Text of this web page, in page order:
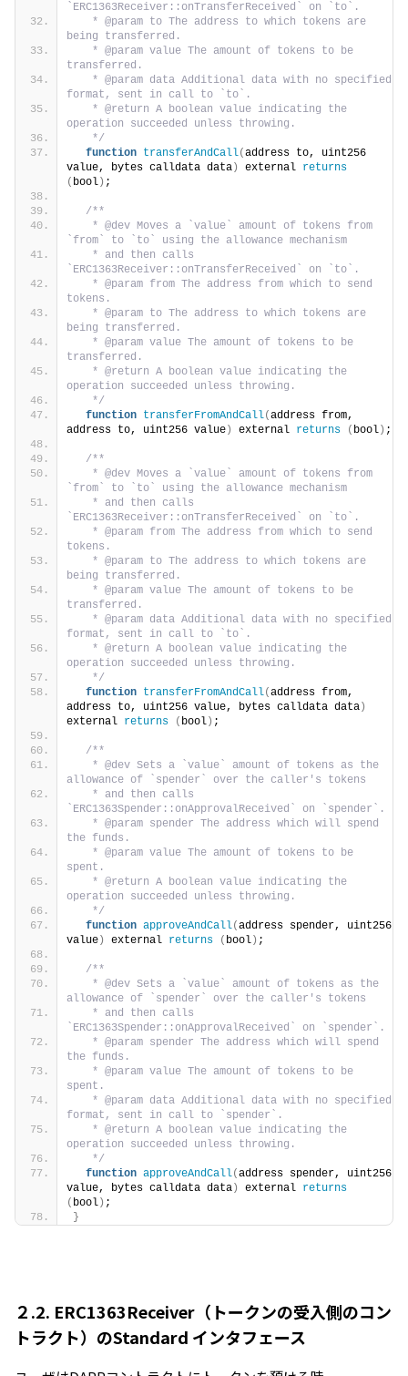
`ERC1363Receiver::onTransferReceived` on `to`.
   * @param to The address to which tokens are
being transferred.
   * @param value The amount of tokens to be
transferred.
   * @param data Additional data with no specified
format, sent in call to `to`.
   * @return A boolean value indicating the
operation succeeded unless throwing.
   */
function transferAndCall(address to, uint256
value, bytes calldata data ) external returns
( bool ) ;
/**
   * @dev Moves a `value` amount of tokens from
`from` to `to` using the allowance mechanism
   * and then calls
`ERC1363Receiver::onTransferReceived` on `to`.
   * @param from The address from which to send
tokens.
   * @param to The address to which tokens are
being transferred.
   * @param value The amount of tokens to be
transferred.
   * @return A boolean value indicating the
operation succeeded unless throwing.
   */
function transferFromAndCall(address from,
address to, uint256 value ) external returns ( bool ) ;
/**
   * @dev Moves a `value` amount of tokens from
`from` to `to` using the allowance mechanism
   * and then calls
`ERC1363Receiver::onTransferReceived` on `to`.
   * @param from The address from which to send
tokens.
   * @param to The address to which tokens are
being transferred.
   * @param value The amount of tokens to be
transferred.
   * @param data Additional data with no specified
format, sent in call to `to`.
   * @return A boolean value indicating the
operation succeeded unless throwing.
   */
function transferFromAndCall(address from,
address to, uint256 value, bytes calldata data )
external returns ( bool ) ;
/**
   * @dev Sets a `value` amount of tokens as the
allowance of `spender` over the caller's tokens
   * and then calls
`ERC1363Spender::onApprovalReceived` on `spender`.
   * @param spender The address which will spend
the funds.
   * @param value The amount of tokens to be
spent.
   * @return A boolean value indicating the
operation succeeded unless throwing.
   */
function approveAndCall(address spender, uint256
value ) external returns ( bool ) ;
/**
   * @dev Sets a `value` amount of tokens as the
allowance of `spender` over the caller's tokens
   * and then calls
`ERC1363Spender::onApprovalReceived` on `spender`.
   * @param spender The address which will spend
the funds.
   * @param value The amount of tokens to be
spent.
   * @param data Additional data with no specified
format, sent in call to `spender`.
   * @return A boolean value indicating the
operation succeeded unless throwing.
   */
function approveAndCall(address spender, uint256
value, bytes calldata data ) external returns
( bool ) ;
}
２.2. ERC1363Receiver（トークンの受入側のコン
トラクト）のStandard インタフェース